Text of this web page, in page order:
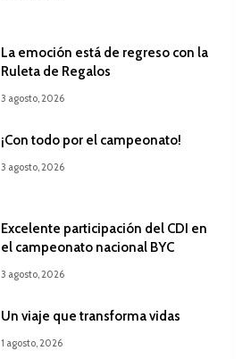
La emoción está de regreso con la
Ruleta de Regalos
3 agosto, 2026
¡Con todo por el campeonato!
3 agosto, 2026
Excelente participación del CDI en
el campeonato nacional BYC
3 agosto, 2026
Un viaje que transforma vidas
1 agosto, 2026